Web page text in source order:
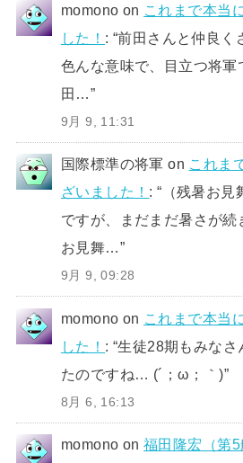
momono on これまで本当
した！ : “前田さんと仲良く
色んな意味で、目立つ将軍
田…”
9月 9, 11:31
国際標準の将軍 on これま
ざいました！ : “ （残暑お
ですが、まだまだ暑さが
お見舞…”
9月 9, 09:28
momono on これまで本当
した！ : “生徒28期もみなさ
たのですね… (´；ω；｀)”
8月 6, 16:13
momono on福田隆宏（第